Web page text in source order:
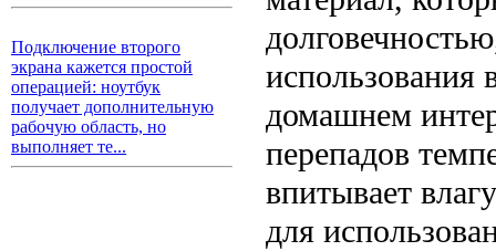
Подключение второго
экрана кажется простой
операцией: ноутбук
получает дополнительную
рабочую область, но
выполняет те...
использования
домашнем
перепадов
впитывает
для